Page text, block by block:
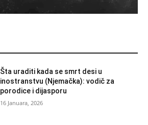
Šta uraditi kada se smrt desi u
inostranstvu (Njemačka): vodič za
porodice i dijasporu
16 Januara, 2026